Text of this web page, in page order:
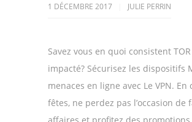
1 DÉCEMBRE 2017 JULIE PERRIN
Savez vous en quoi consistent
impacté? Sécurisez les dispositifs
menaces en ligne avec Le VPN.
fêtes, ne perdez pas l’occasion de